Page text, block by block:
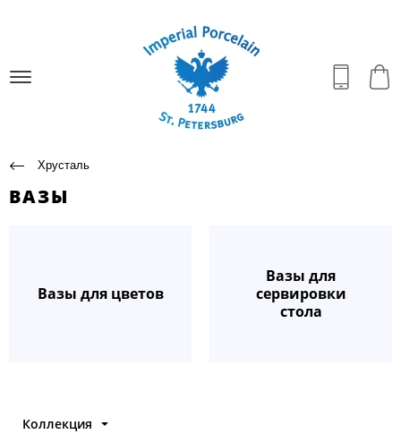
Хрусталь
ВАЗЫ
Вазы для цветов
Вазы для
сервировки
стола
Коллекция